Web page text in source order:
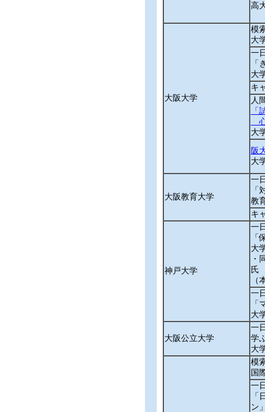
高
大阪大学
模
大
一
「
大
キ
人
「
大
阪
大
大阪教育大学
一
「
教
キ
神戸大学
一
「
大
・
氏
（
一
「
大
大阪公立大学
一
学
大
模
国
一
「
ン